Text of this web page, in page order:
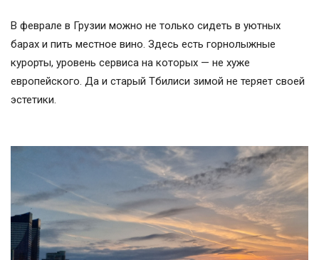
В феврале в Грузии можно не только сидеть в уютных
барах и пить местное вино. Здесь есть горнолыжные
курорты, уровень сервиса на которых — не хуже
европейского. Да и старый Тбилиси зимой не теряет своей
эстетики.